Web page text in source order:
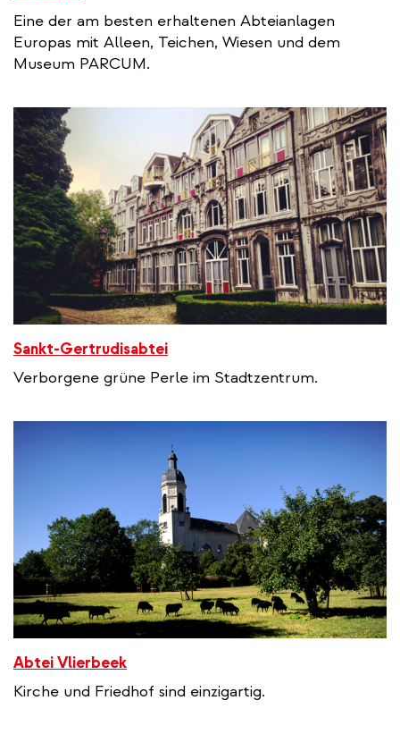
Eine der am besten erhaltenen Abteianlagen
Europas mit Alleen, Teichen, Wiesen und dem
Museum PARCUM.
Sankt-Gertrudisabtei
Verborgene grüne Perle im Stadtzentrum.
Abtei Vlierbeek
Kirche und Friedhof sind einzigartig.